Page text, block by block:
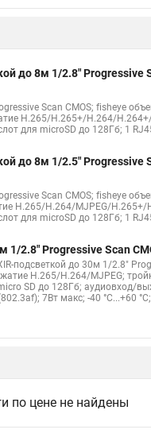
до 8м 1/2.8" Progressive
Scan CMOS; fisheye
H.265/H.265+/H.264/
для microSD до 128Гб; 1
до 8м 1/2.5" Progressive
Scan CMOS; fisheye
H.265/H.264/MJPEG/
для microSD до 128Гб; 1
2.8" Progressive Scan
подсветкой до 30м 1/2.8"
H.265/H.264/MJPEG;
SD до 128Гб; аудиовход/
7Вт макс; -40 °C...+60
по цене не найдены